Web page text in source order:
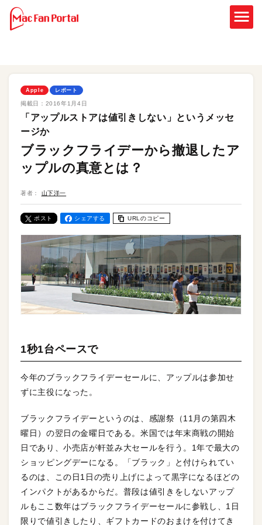
Apple レポート
掲載日： 2016年1月4日
「アップルストアは値引きしない」というメッセ
ージか
ブラックフライデーから撤退したア
ップルの真意とは？
著者： 山下洋一
ポスト シェアする URLのコピー
1秒1台ペースで
今年のブラックフライデーセールに、アップルは参加せ
ずに主役になった。
ブラックフライデーというのは、感謝祭（11月の第四木
曜日）の翌日の金曜日である。米国では年末商戦の開始
日であり、小売店が軒並み大セールを行う。1年で最大の
ショッピングデーになる。「ブラック」と付けられてい
るのは、この日1日の売り上げによって黒字になるほどの
インパクトがあるからだ。普段は値引きをしないアップ
ルもここ数年はブラックフライデーセールに参戦し、1日
限りで値引きしたり、ギフトカードのおまけを付けてき